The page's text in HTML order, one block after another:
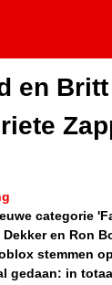
en
categorie
en Ron
stemmen
gedaan: in